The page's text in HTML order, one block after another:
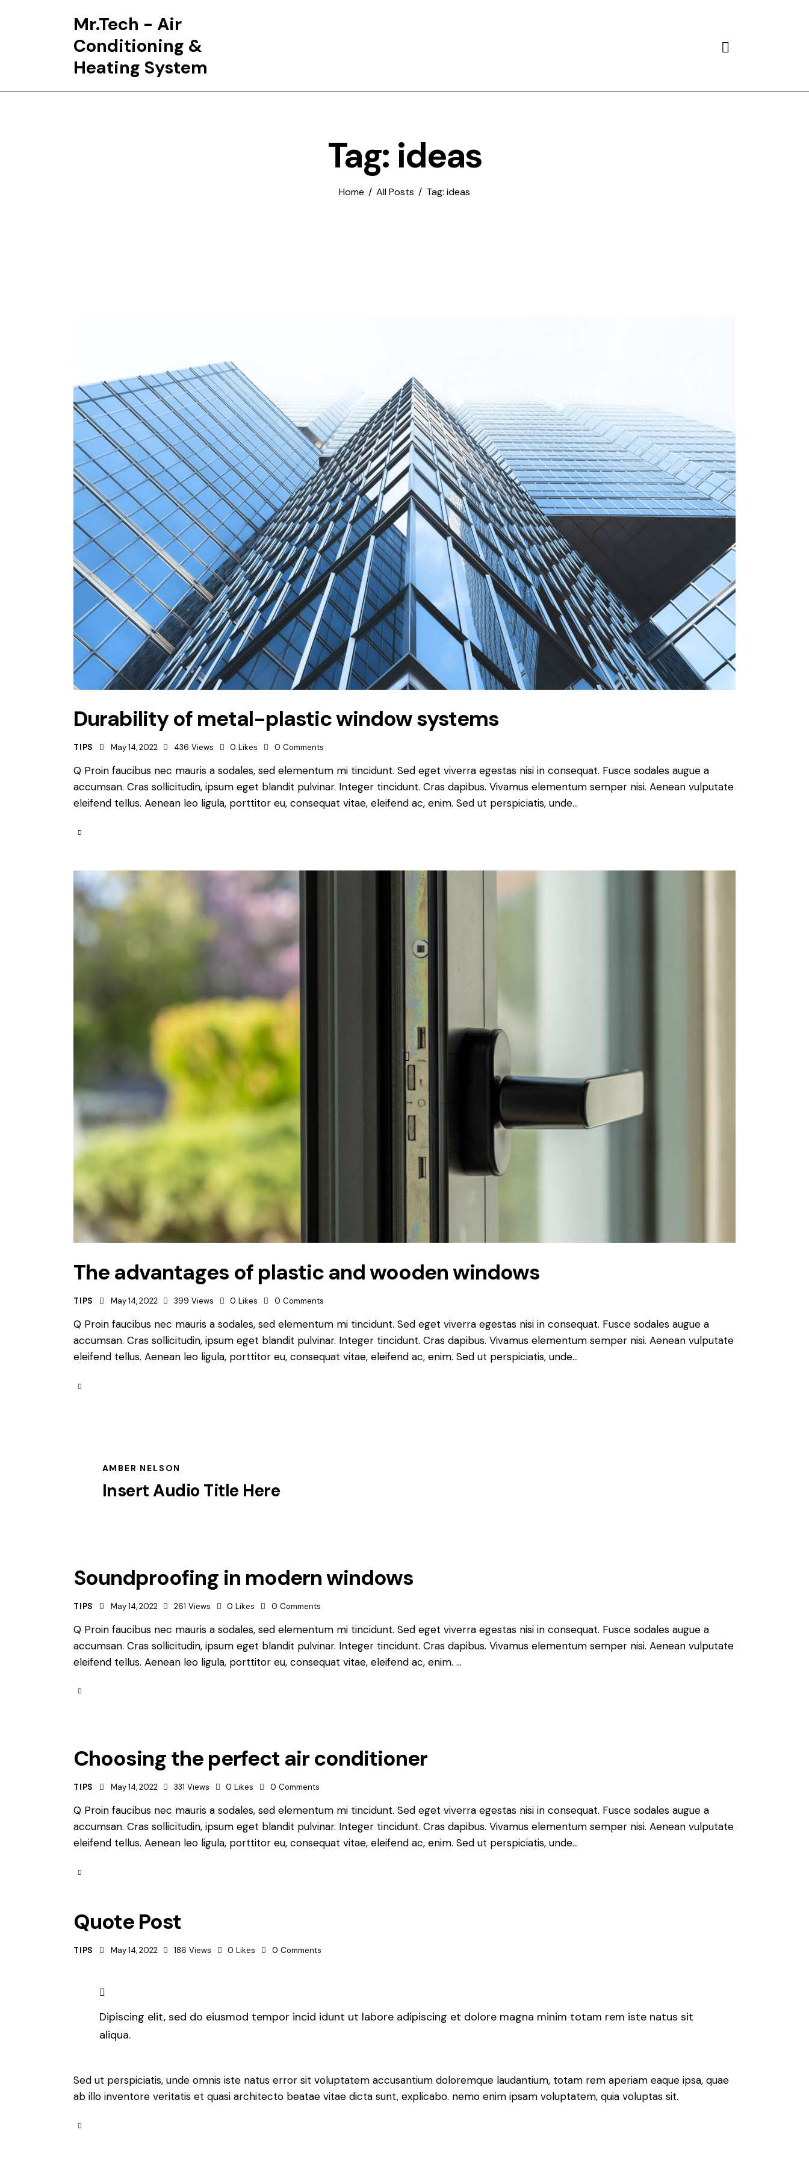
Mr.Tech - Air
Conditioning &
Heating System
Tag: ideas
Home All Posts Tag: ideas
Durability of metal-plastic window systems
TIPS May 14, 2022 436 Views 0 Likes 0 Comments
Q Proin faucibus nec mauris a sodales, sed elementum mi tincidunt. Sed eget viverra egestas nisi in consequat. Fusce sodales augue a
accumsan. Cras sollicitudin, ipsum eget blandit pulvinar. Integer tincidunt. Cras dapibus. Vivamus elementum semper nisi. Aenean vulputate
eleifend tellus. Aenean leo ligula, porttitor eu, consequat vitae, eleifend ac, enim. Sed ut perspiciatis, unde…
The advantages of plastic and wooden windows
TIPS May 14, 2022 399 Views 0 Likes 0 Comments
Q Proin faucibus nec mauris a sodales, sed elementum mi tincidunt. Sed eget viverra egestas nisi in consequat. Fusce sodales augue a
accumsan. Cras sollicitudin, ipsum eget blandit pulvinar. Integer tincidunt. Cras dapibus. Vivamus elementum semper nisi. Aenean vulputate
eleifend tellus. Aenean leo ligula, porttitor eu, consequat vitae, eleifend ac, enim. Sed ut perspiciatis, unde…
AMBER NELSON
Insert Audio Title Here
Soundproofing in modern windows
TIPS May 14, 2022 261 Views 0 Likes 0 Comments
Q Proin faucibus nec mauris a sodales, sed elementum mi tincidunt. Sed eget viverra egestas nisi in consequat. Fusce sodales augue a
accumsan. Cras sollicitudin, ipsum eget blandit pulvinar. Integer tincidunt. Cras dapibus. Vivamus elementum semper nisi. Aenean vulputate
eleifend tellus. Aenean leo ligula, porttitor eu, consequat vitae, eleifend ac, enim. …
Choosing the perfect air conditioner
TIPS May 14, 2022 331 Views 0 Likes 0 Comments
Q Proin faucibus nec mauris a sodales, sed elementum mi tincidunt. Sed eget viverra egestas nisi in consequat. Fusce sodales augue a
accumsan. Cras sollicitudin, ipsum eget blandit pulvinar. Integer tincidunt. Cras dapibus. Vivamus elementum semper nisi. Aenean vulputate
eleifend tellus. Aenean leo ligula, porttitor eu, consequat vitae, eleifend ac, enim. Sed ut perspiciatis, unde…
Quote Post
TIPS May 14, 2022 186 Views 0 Likes 0 Comments
Dipiscing elit, sed do eiusmod tempor incid idunt ut labore adipiscing et dolore magna minim totam rem iste natus sit
aliqua.
Sed ut perspiciatis, unde omnis iste natus error sit voluptatem accusantium doloremque laudantium, totam rem aperiam eaque ipsa, quae
ab illo inventore veritatis et quasi architecto beatae vitae dicta sunt, explicabo. nemo enim ipsam voluptatem, quia voluptas sit.